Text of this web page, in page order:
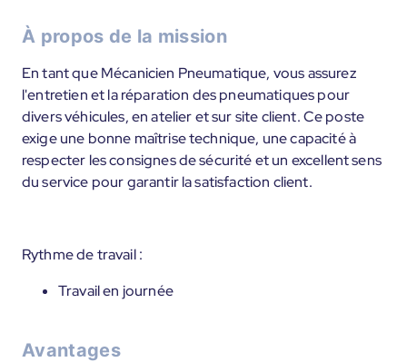
À propos de la mission
En tant que Mécanicien Pneumatique, vous assurez
l'entretien et la réparation des pneumatiques pour
divers véhicules, en atelier et sur site client. Ce poste
exige une bonne maîtrise technique, une capacité à
respecter les consignes de sécurité et un excellent sens
du service pour garantir la satisfaction client.
Rythme de travail :
Travail en journée
Avantages